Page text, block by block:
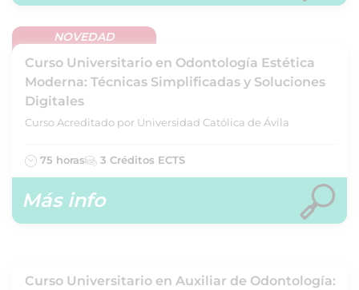
NOVEDAD
Curso Universitario en Odontología Estética
Moderna: Técnicas Simplificadas y Soluciones
Digitales
Curso Acreditado por Universidad Católica de Ávila
75 horas 3 Créditos ECTS
Más info
Curso Universitario en Auxiliar de Odontología: